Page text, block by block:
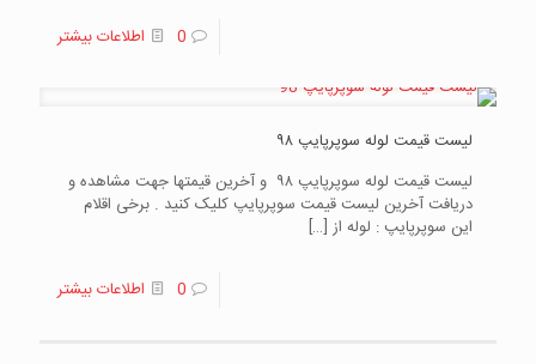
0 اطلاعات بیشتر
لیست قیمت لوله سوپرپایپ ۹۸
لیست قیمت لوله سوپرپایپ ۹۸ و آخرین قیمتها جهت مشاهده و
دریافت آخرین لیست قیمت سوپرپایپ کلیک کنید . برخی اقلام
این سوپرپایپ : لوله از […]
0 اطلاعات بیشتر